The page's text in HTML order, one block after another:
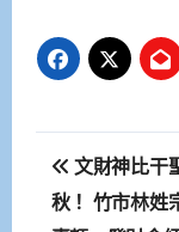
文
章
文財神比干
秋！ 竹市林姓